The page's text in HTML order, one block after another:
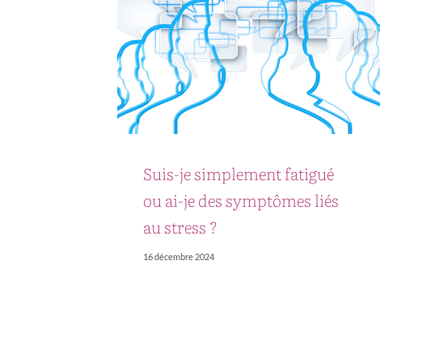
Suis-je simplement fatigué
ou ai-je des symptômes liés
au stress ?
16 décembre 2024